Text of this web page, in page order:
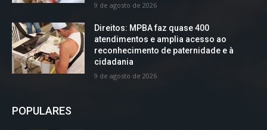
9 de agosto de 2026
Direitos: MPBA faz quase 400
atendimentos e amplia acesso ao
reconhecimento de paternidade e à
cidadania
9 de agosto de 2026
POPULARES